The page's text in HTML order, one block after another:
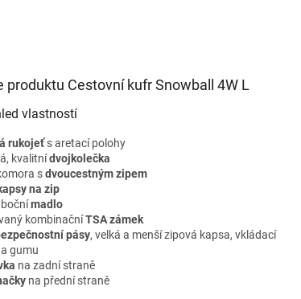
produktu Cestovní kufr Snowball 4W L
vlastností
rukojeťs aretací polohy
kvalitnídvojkolečka
sdvoucestným zipem
na zip
madlo
kombinačníTSA zámek
pásy, velká a menší zipová kapsa, vkládací
gumu
na zadní straně
na přední straně